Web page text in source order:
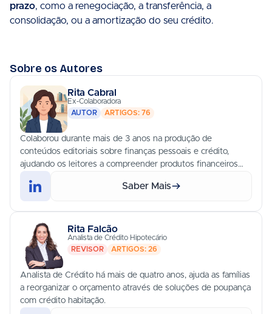
prazo, como a renegociação, a transferência, a
consolidação, ou a amortização do seu crédito.
Sobre os Autores
Rita Cabral
Ex-Colaboradora
AUTOR
ARTIGOS: 76
Colaborou durante mais de 3 anos na produção de
conteúdos editoriais sobre finanças pessoais e crédito,
ajudando os leitores a compreender produtos financeiros
Saber Mais
Rita Falcão
Analista de Crédito Hipotecário
REVISOR
ARTIGOS: 26
Analista de Crédito há mais de quatro anos, ajuda as famílias
a reorganizar o orçamento através de soluções de poupança
com crédito habitação.